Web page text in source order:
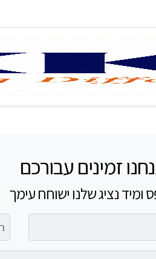
זמינים עבורכם
ומיד נציג שלנו ישוחח עימך